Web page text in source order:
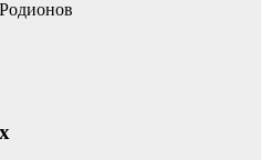
Родионов